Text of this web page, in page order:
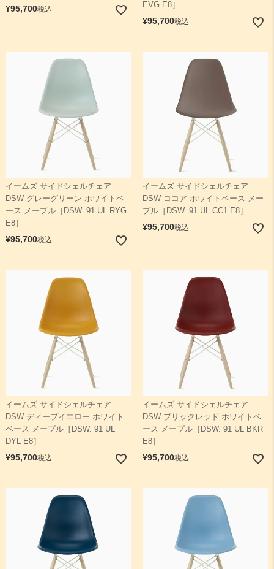
¥95,700税込
EVG E8］
¥95,700税込
イームズ サイドシェルチェア
DSW グレーグリーン ホワイトベ
ース メープル［DSW. 91 UL RYG
E8］
¥95,700税込
イームズ サイドシェルチェア
DSW ココア ホワイトベース メー
プル［DSW. 91 UL CC1 E8］
¥95,700税込
イームズ サイドシェルチェア
DSW ディープイエロー ホワイト
ベース メープル［DSW. 91 UL
DYL E8］
¥95,700税込
イームズ サイドシェルチェア
DSW ブリックレッド ホワイトベ
ース メープル［DSW. 91 UL BKR
E8］
¥95,700税込